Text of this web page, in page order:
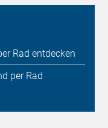
Rad entdecken
per Rad